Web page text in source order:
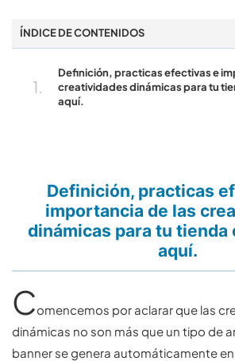
ÍNDICE DE CONTENIDOS
Definición, practicas efectivas e
creatividades dinámicas para tu
aquí.
Definición, practicas
importancia de las
dinámicas para tu tienda
aquí.
Comencemos por aclarar que las
dinámicas no son más que un tipo de
banner se genera automáticamente